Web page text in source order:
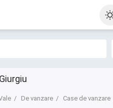
De vanzare Case de vanzare